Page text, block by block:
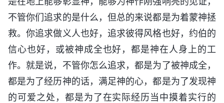
不管你们追求的是什么，但总的来说都是为着蒙神拯
救。你追求做义人也好，追求彼得风格也好，约伯的
信心也好，或被神成全也好，都是神在人身上的工
作。就是说，不管你怎么追求，都是为了被神成全，
都是为了经历神的话，满足神的心，都是为了发现神
的可爱之处，都是为了在实际经历当中摸着实行的